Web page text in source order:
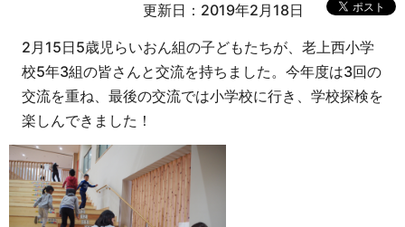
更新日：2019年2月18日
2月15日5歳児らいおん組の子どもたちが、老上西小学
校5年3組の皆さんと交流を持ちました。今年度は3回の
交流を重ね、最後の交流では小学校に行き、学校探検を
楽しんできました！